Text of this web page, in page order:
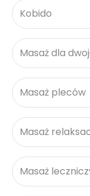
Kobido
Masaż dla
Masaż pleców
Masaż
Masaż